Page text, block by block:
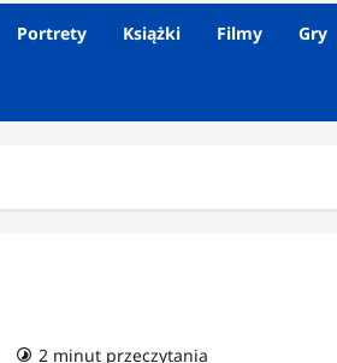
Portrety Książki Filmy Gry
2 minut przeczytania